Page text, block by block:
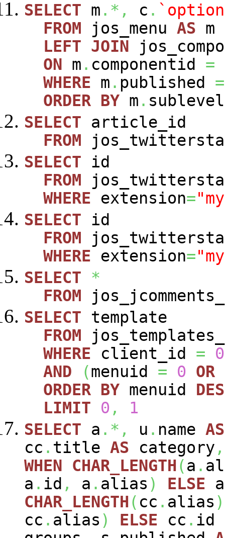
SELECT m .*, c .
FROM jos_menu AS m
LEFT JOIN
ON m . componentid =
WHERE m . published =
ORDER BY m . sublevel
SELECT article_id
FROM
SELECT id
FROM
WHERE extension=
SELECT id
FROM
WHERE extension=
SELECT
*
FROM
SELECT template
FROM
WHERE client_id =
0
AND
(menuid = 0 OR
ORDER BY menuid
LIMIT
0 ,
1
SELECT a .*, u . name AS
cc . title AS category ,
WHEN
CHAR_LENGTH(a .
a . id , a . alias ) ELSE a
CHAR_LENGTH( cc . alias )
cc . alias ) ELSE cc . id